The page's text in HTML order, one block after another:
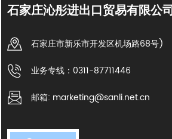
石家庄沁彤进出口贸易有限公司
石家庄市新乐市开发区机场路68号)
业务专线：0311-87711446
邮箱: marketing@sanli.net.cn